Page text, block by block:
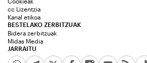
JARRAITU
cc Lizentzia
Kanal etikoa
BESTELAKO ZERBITZUAK
Bidera zerbitzuak
Midas Media